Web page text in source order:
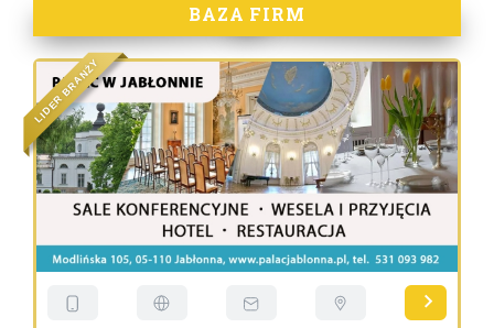
BAZA FIRM
LI
DER
BRAN
Ż
Y